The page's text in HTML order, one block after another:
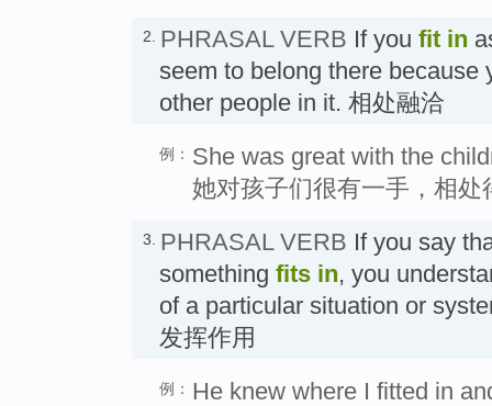
2. PHRASAL VERB If you fit in
seem to belong there because
other people in it. 相处融洽
例： She was great with the
她对孩子们很有一手，相处
3. PHRASAL VERB If you say
something fits in, you
of a particular situation or
发挥作用
例： He knew where I fitted in